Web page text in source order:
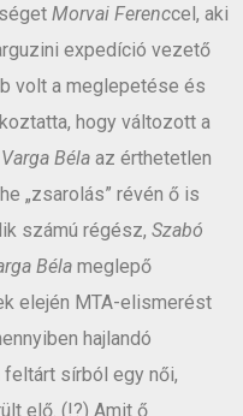
Morvai Ferenccel, aki
expedíció vezető
volt a meglepetése és
hogy változott a
Varga Béla az érthetetlen
„zsarolás” révén ő is
számú régész, Szabó
Béla meglepő
elején MTA-elismerést
hajlandó
feltárt sírból egy női,
elő. (!?) Amit ő